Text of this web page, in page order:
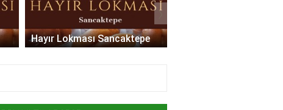
Hayır Lokması Sancaktepe
›